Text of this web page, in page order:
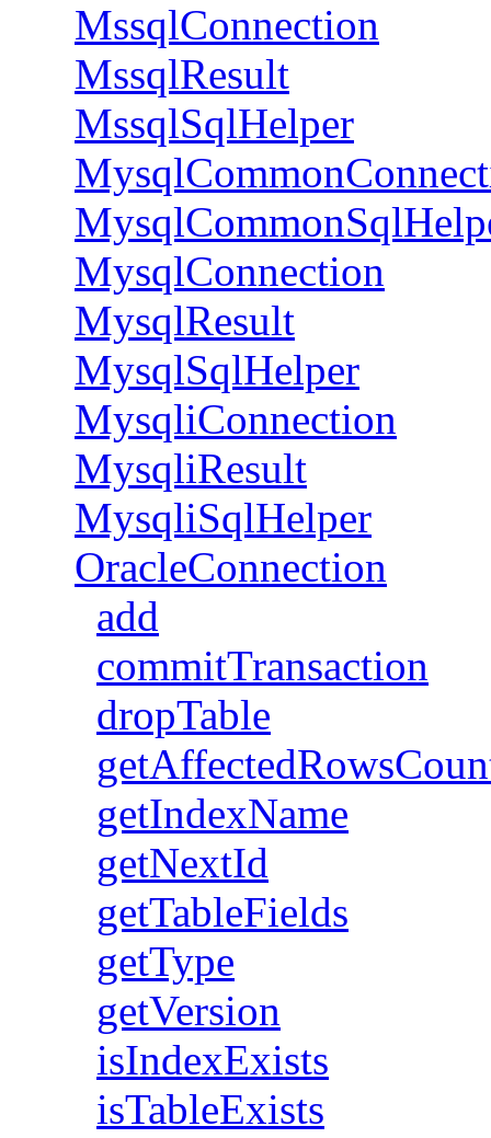
MssqlConnection
MssqlResult
MssqlSqlHelper
MysqlConnection
MysqlResult
MysqlSqlHelper
MysqliConnection
MysqliResult
MysqliSqlHelper
OracleConnection
add
commitTransaction
dropTable
getIndexName
getNextId
getTableFields
getType
getVersion
isIndexExists
isTableExists